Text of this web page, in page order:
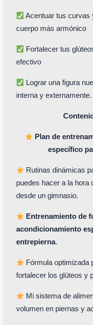
Acentuar tus curvas
cuerpo más armónico
Fortalecer tus
efectivo
Lograr una figura
interna y externamente.
Plan de
específico
Rutinas dinámicas
puedes hacer a la hora
desde un gimnasio.
Entrenamiento de
acondicionamiento
entrepierna.
Fórmula optimizada
fortalecer los glúteos y
Mi sistema de
volumen en piernas y